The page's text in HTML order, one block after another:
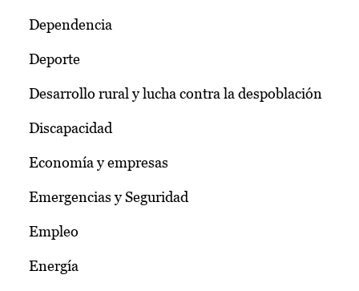
Dependencia
Deporte
Desarrollo rural y lucha contra la despoblación
Discapacidad
Economía y empresas
Emergencias y Seguridad
Empleo
Energía